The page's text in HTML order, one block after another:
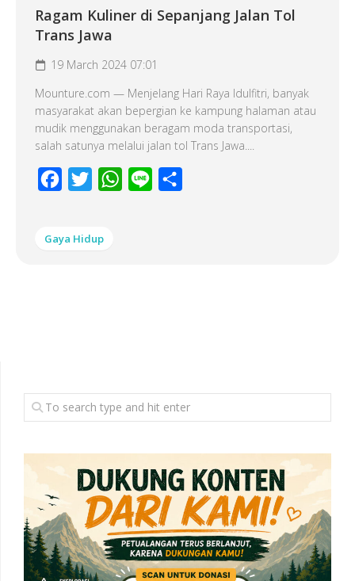
Ragam Kuliner di Sepanjang Jalan Tol
Trans Jawa
19 March 2024 07:01
Mounture.com — Menjelang Hari Raya Idulfitri, banyak
masyarakat akan bepergian ke kampung halaman atau
mudik menggunakan beragam moda transportasi,
salah satunya melalui jalan tol Trans Jawa....
Facebook
Twitter WhatsApp
Line
Gaya Hidup